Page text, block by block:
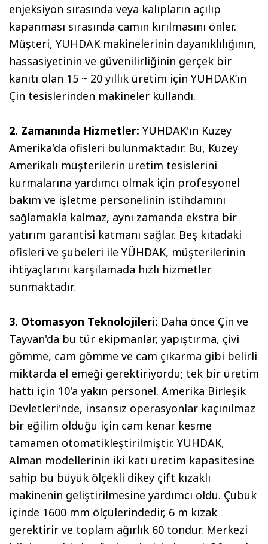
enjeksiyon sırasında veya kalıpların açılıp
kapanması sırasında camın kırılmasını önler.
Müşteri, YUHDAK makinelerinin dayanıklılığının,
hassasiyetinin ve güvenilirliğinin gerçek bir
kanıtı olan 15 ~ 20 yıllık üretim için YUHDAK’ın
Çin tesislerinden makineler kullandı.
2. Zamanında Hizmetler: YUHDAK'ın Kuzey
Amerika'da ofisleri bulunmaktadır. Bu, Kuzey
Amerikalı müşterilerin üretim tesislerini
kurmalarına yardımcı olmak için profesyonel
bakım ve işletme personelinin istihdamını
sağlamakla kalmaz, aynı zamanda ekstra bir
yatırım garantisi katmanı sağlar. Beş kıtadaki
ofisleri ve şubeleri ile YÜHDAK, müşterilerinin
ihtiyaçlarını karşılamada hızlı hizmetler
sunmaktadır.
3. Otomasyon Teknolojileri: Daha önce Çin ve
Tayvan'da bu tür ekipmanlar, yapıştırma, çivi
gömme, cam gömme ve cam çıkarma gibi belirli
miktarda el emeği gerektiriyordu; tek bir üretim
hattı için 10'a yakın personel. Amerika Birleşik
Devletleri'nde, insansız operasyonlar kaçınılmaz
bir eğilim olduğu için cam kenar kesme
tamamen otomatikleştirilmiştir. YUHDAK,
Alman modellerinin iki katı üretim kapasitesine
sahip bu büyük ölçekli dikey çift kızaklı
makinenin geliştirilmesine yardımcı oldu. Çubuk
içinde 1600 mm ölçülerindedir, 6 m kızak
gerektirir ve toplam ağırlık 60 tondur. Merkezi